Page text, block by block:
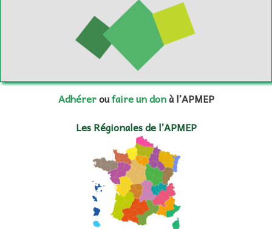
Adhéreroufaire un donà l’APMEP
Les Régionales de l’APMEP